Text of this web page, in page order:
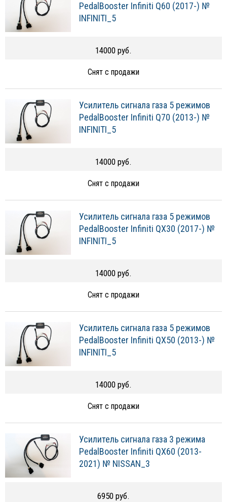
PedalBooster Infiniti Q60 (2017-) №
INFINITI_5
14000 руб.
Снят с продажи
Усилитель сигнала газа 5 режимов
PedalBooster Infiniti Q70 (2013-) №
INFINITI_5
14000 руб.
Снят с продажи
Усилитель сигнала газа 5 режимов
PedalBooster Infiniti QX30 (2017-) №
INFINITI_5
14000 руб.
Снят с продажи
Усилитель сигнала газа 5 режимов
PedalBooster Infiniti QX50 (2013-) №
INFINITI_5
14000 руб.
Снят с продажи
Усилитель сигнала газа 3 режима
PedalBooster Infiniti QX60 (2013-
2021) № NISSAN_3
6950 руб.